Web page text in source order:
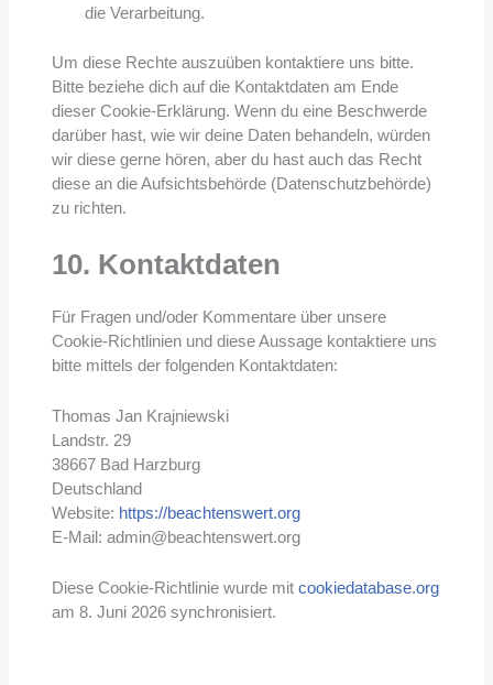
die Verarbeitung.
Um diese Rechte auszuüben kontaktiere uns bitte.
Bitte beziehe dich auf die Kontaktdaten am Ende
dieser Cookie-Erklärung. Wenn du eine Beschwerde
darüber hast, wie wir deine Daten behandeln, würden
wir diese gerne hören, aber du hast auch das Recht
diese an die Aufsichtsbehörde (Datenschutzbehörde)
zu richten.
10. Kontaktdaten
Für Fragen und/oder Kommentare über unsere
Cookie-Richtlinien und diese Aussage kontaktiere uns
bitte mittels der folgenden Kontaktdaten:
Thomas Jan Krajniewski
Landstr. 29
38667 Bad Harzburg
Deutschland
Website: https://beachtenswert.org
E-Mail: admin@beachtenswert.org
Diese Cookie-Richtlinie wurde mit cookiedatabase.org
am 8. Juni 2026 synchronisiert.